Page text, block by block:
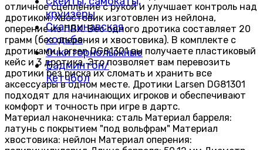
круизёры
Скандинавская
ходьба
Очки горнолыжные
Бадминтон/
Кетчбол
отличное сцепление с рукой и улучшает контроль над
дротиком. Хвостовик изготовлен из нейлона,
оперение из ПВХ. Вес одного дротика составляет 20
грамм (без оперения и хвостовика). В комплекте с
дротиками Larsen DG81301 вы получаете пластиковый
кейс и 3 дротика. Это позволяет вам перевозить
дротики без риска их сломать и хранить все
аксессуары в одном месте. Дротики Larsen DG81301
подходят для начинающих игроков и обеспечивают
комфорт и точность при игре в дартс.
Материал наконечника: сталь Материал барреля:
латунь с покрытием "под вольфрам" Материал
хвостовика: нейлон Материал оперения: